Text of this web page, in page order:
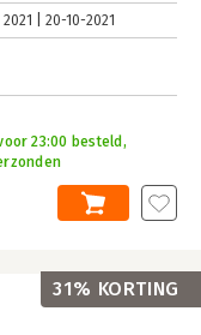
2021 20-10-2021
23:00 besteld,
31% KORTING